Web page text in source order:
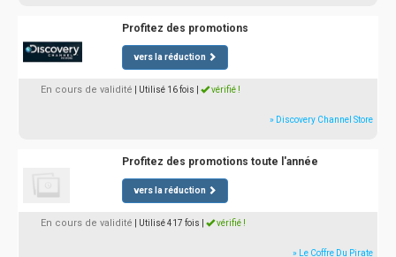
Profitez des promotions
vers la réduction
En cours de validité | Utilisé 16 fois vérifié !
» Discovery Channel Store
Profitez des promotions toute l'année
vers la réduction
En cours de validité | Utilisé 417 fois vérifié !
» Le Coffre Du Pirate